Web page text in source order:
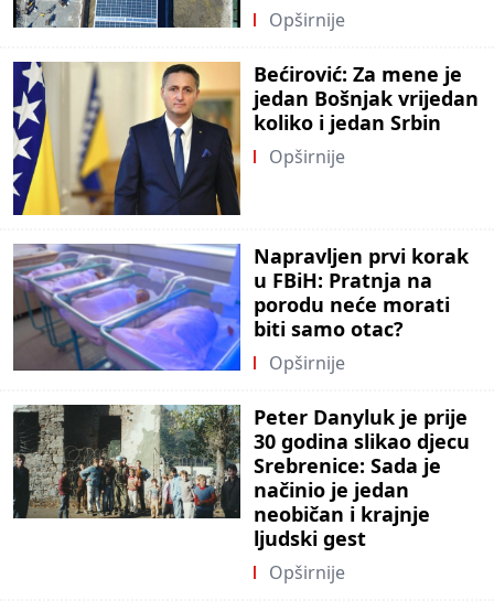
Opširnije
Bećirović: Za mene je
jedan Bošnjak vrijedan
koliko i jedan Srbin
Opširnije
Napravljen prvi korak
u FBiH: Pratnja na
porodu neće morati
biti samo otac?
Opširnije
Peter Danyluk je prije
30 godina slikao djecu
Srebrenice: Sada je
načinio je jedan
neobičan i krajnje
ljudski gest
Opširnije